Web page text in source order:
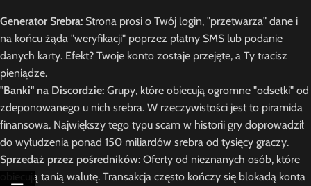
Generator Srebra: Strona prosi o Twój login, "przetwarza" dane i
na końcu żąda "weryfikacji" poprzez płatny SMS lub podanie
danych karty. Efekt? Twoje konto zostaje przejęte, a Ty tracisz
pieniądze.
"Banki" na Discordzie: Grupy, które obiecują ogromne "odsetki" od
zdeponowanego u nich srebra. W rzeczywistości jest to piramida
finansowa. Największy tego typu scam w historii gry doprowadził
do wyłudzenia ponad 150 miliardów srebra od tysięcy graczy.
Sprzedaż przez pośredników: Oferty od nieznanych osób, które
obiecują tanią walutę. Transakcja często kończy się blokadą konta